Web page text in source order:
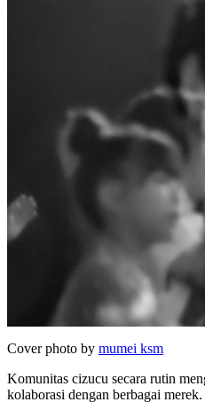
Cover photo by mumei ksm
Komunitas cizucu secara rutin
kolaborasi dengan berbagai